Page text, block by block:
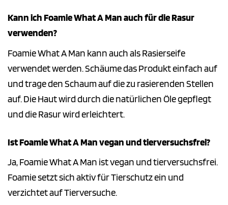
Kann ich Foamie What A Man auch für die Rasur
verwenden?
Foamie What A Man kann auch als Rasierseife
verwendet werden. Schäume das Produkt einfach auf
und trage den Schaum auf die zu rasierenden Stellen
auf. Die Haut wird durch die natürlichen Öle gepflegt
und die Rasur wird erleichtert.
Ist Foamie What A Man vegan und tierversuchsfrei?
Ja, Foamie What A Man ist vegan und tierversuchsfrei.
Foamie setzt sich aktiv für Tierschutz ein und
verzichtet auf Tierversuche.